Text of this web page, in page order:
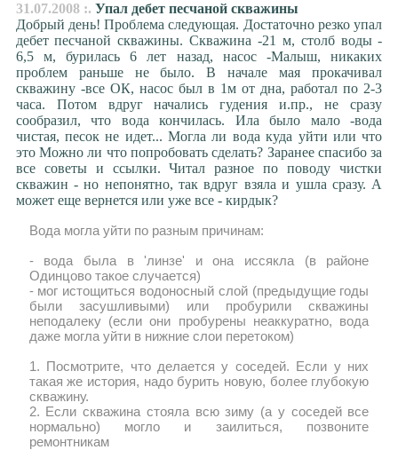
31.07.2008 :. Упал дeбет песчаной скважины
Добрый день! Проблема следующая. Достаточно резко упал
дeбет песчаной скважины. Скважина -21 м, столб воды -
6,5 м, бурилась 6 лет назад, насос -Малыш, никаких
проблем раньше не было. В начале мая прокачивал
скважину -все ОК, насос был в 1м от дна, работал по 2-3
часа. Потом вдруг начались гудения и.пр., не сразу
сообразил, что вода кончилась. Ила было мало -вода
чистая, песок не идет... Могла ли вода куда уйти или что
это Можно ли что попробовать сделать? Заранее спасибо за
все советы и ссылки. Читал разное по поводу чистки
скважин - но непонятно, так вдруг взяла и ушла сразу. А
может еще вернется или уже все - кирдык?
Вода могла уйти по разным причинам:
- вода была в 'линзе' и она иссякла (в районе
Одинцово такое случается)
- мог истощиться водоносный слой (предыдущие годы
были засушливыми) или пробурили скважины
неподалеку (если они пробурены неаккуратно, вода
даже могла уйти в нижние слои перетоком)
1. Посмотрите, что делается у соседей. Если у них
такая же история, надо бурить новую, более глубокую
скважину.
2. Если скважина стояла всю зиму (а у соседей все
нормально) могло и заилиться, позвоните
ремонтникам